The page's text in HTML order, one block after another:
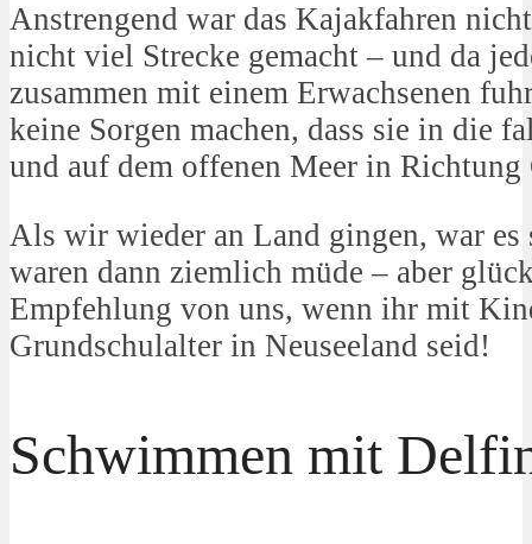
Anstrengend war das Kajakfahren
nicht viel Strecke gemacht – und da
zusammen mit einem Erwachsenen
keine Sorgen machen, dass sie in die
und auf dem offenen Meer in
Als wir wieder an Land gingen, war
waren dann ziemlich müde – aber
Empfehlung von uns, wenn ihr mit
Grundschulalter in Neuseeland seid!
Schwimmen mit